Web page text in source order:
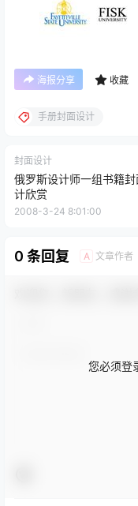
海报分享 收藏
手册封面设计
封面设计
俄罗斯设计师一组书籍
计欣赏
2008-3-24 8:01:00
0 条回复 A 文章作者
您必须登